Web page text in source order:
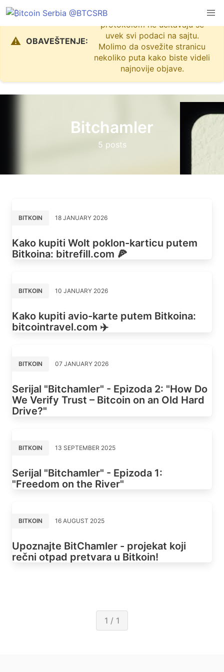
⚠️ OBAVEŠTENJE:
Zbog problema sa Nostr
protokolom ne učitavaju se
uvek svi podaci na sajtu.
Molimo da osvežite stranicu
nekoliko puta kako biste videli
najnovije objave.
Bitchamler
5 posts
BITKOIN 18 JANUARY 2026
Kako kupiti Wolt poklon-karticu putem
Bitkoina: bitrefill.com 🍕
BITKOIN 10 JANUARY 2026
Kako kupiti avio-karte putem Bitkoina:
bitcointravel.com ✈️
BITKOIN 07 JANUARY 2026
Serijal "Bitchamler" - Epizoda 2: "How Do
We Verify Trust – Bitcoin on an Old Hard
Drive?"
BITKOIN 13 SEPTEMBER 2025
Serijal "Bitchamler" - Epizoda 1:
"Freedom on the River"
BITKOIN 16 AUGUST 2025
Upoznajte BitChamler - projekat koji
rečni otpad pretvara u Bitkoin!
1 / 1